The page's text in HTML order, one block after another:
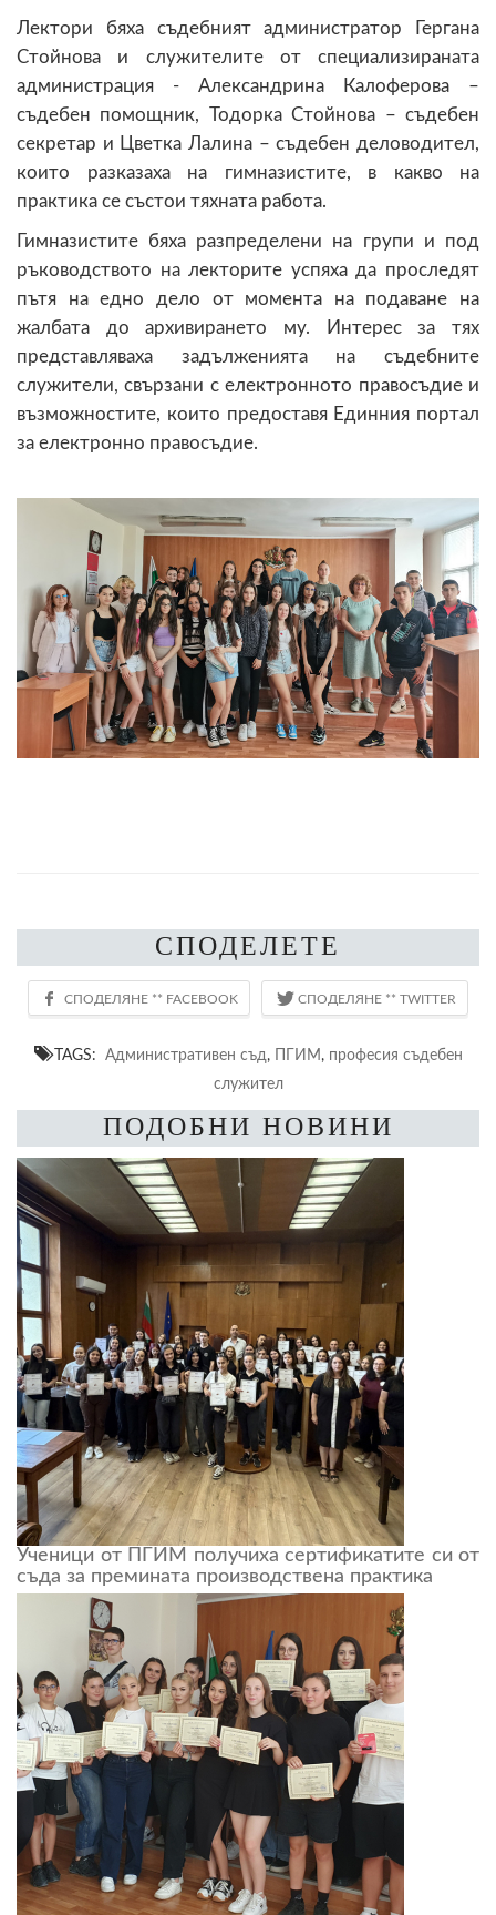
Лектори бяха съдебният администратор Гергана
Стойнова и служителите от специализираната
администрация - Александрина Калоферова –
съдебен помощник, Тодорка Стойнова – съдебен
секретар и Цветка Лалина – съдебен деловодител,
които разказаха на гимназистите, в какво на
практика се състои тяхната работа.
Гимназистите бяха разпределени на групи и под
ръководството на лекторите успяха да проследят
пътя на едно дело от момента на подаване на
жалбата до архивирането му. Интерес за тях
представляваха задълженията на съдебните
служители, свързани с електронното правосъдие и
възможностите, които предоставя Единния портал
за електронно правосъдие.
СПОДЕЛЕТЕ
TAGS: Административен съд , ПГИМ , професия съдебен
служител
ПОДОБНИ НОВИНИ
Ученици от ПГИМ получиха сертификатите си от
съда за премината производствена практика